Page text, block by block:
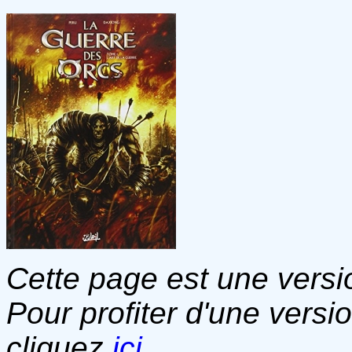
Cette page est une
Pour profiter d'une